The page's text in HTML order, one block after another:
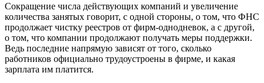
Сокращение числа действующих компаний и увеличение
количества занятых говорит, с одной стороны, о том, что ФНС
продолжает чистку реестров от фирм-однодневок, а с другой,
о том, что компании продолжают получать меры поддержки.
Ведь последние напрямую зависят от того, сколько
работников официально трудоустроены в фирме, и какая
зарплата им платится.